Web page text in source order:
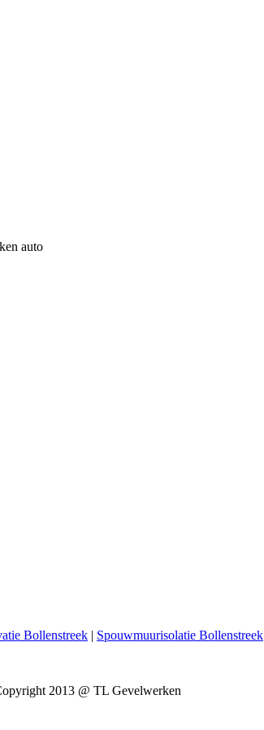
Bollenstreek | Spouwmuurisolatie Bollenstreek
2013 @ TL Gevelwerken